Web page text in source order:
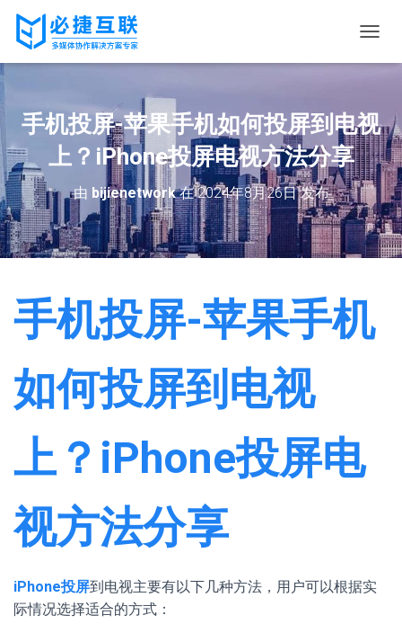
换
手机投屏-苹果手机如何投屏到电视
上？iPhone投屏电视方法分享
由 bijienetwork在2024年8月26日发布
手机投屏-苹果手机
如何投屏到电视
上？iPhone投屏电
视方法分享
iPhone投屏到电视主要有以下几种方法，用户可以根据实
际情况选择适合的方式：